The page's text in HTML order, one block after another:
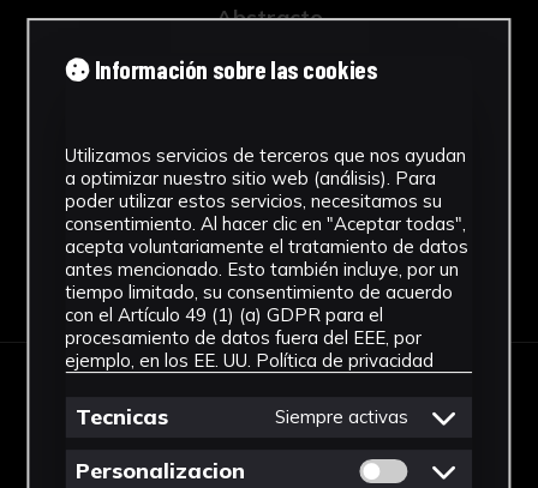
Abstracto
Técnica
Ver más
Descargar Ficha
IMÁGENES
Información sobre las cookies
Utilizamos servicios de terceros que nos ayudan
a optimizar nuestro sitio web (análisis). Para
poder utilizar estos servicios, necesitamos su
consentimiento. Al hacer clic en "Aceptar todas",
acepta voluntariamente el tratamiento de datos
antes mencionado. Esto también incluye, por un
tiempo limitado, su consentimiento de acuerdo
con el Artículo 49 (1) (a) GDPR para el
procesamiento de datos fuera del EEE, por
ejemplo, en los EE. UU. Política de privacidad
Tecnicas Siempre activas
Personalizacion Permitir cookies